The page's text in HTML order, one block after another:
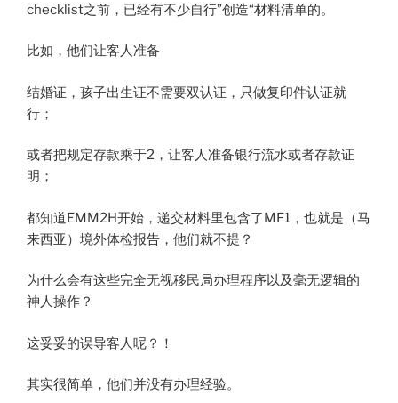
checklist之前，已经有不少自行”创造“材料清单的。
比如，他们让客人准备
结婚证，孩子出生证不需要双认证，只做复印件认证就
行；
或者把规定存款乘于2，让客人准备银行流水或者存款证
明；
都知道EMM2H开始，递交材料里包含了MF1，也就是（马
来西亚）境外体检报告，他们就不提？
为什么会有这些完全无视移民局办理程序以及毫无逻辑的
神人操作？
这妥妥的误导客人呢？！
其实很简单，他们并没有办理经验。